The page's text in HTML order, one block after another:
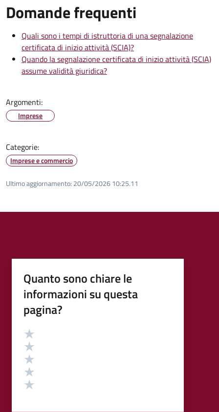
Domande frequenti
Quali sono i tempi di istruttoria di una segnalazione
certificata di inizio attività (SCIA)?
Quando la segnalazione certificata di inizio attività (SCIA)
assume validità giuridica?
Argomenti:
Imprese
Categorie:
Imprese e commercio
Ultimo aggiornamento: 20/05/2026 10:25.11
Quanto sono chiare le
informazioni su questa
pagina?
Valutazione